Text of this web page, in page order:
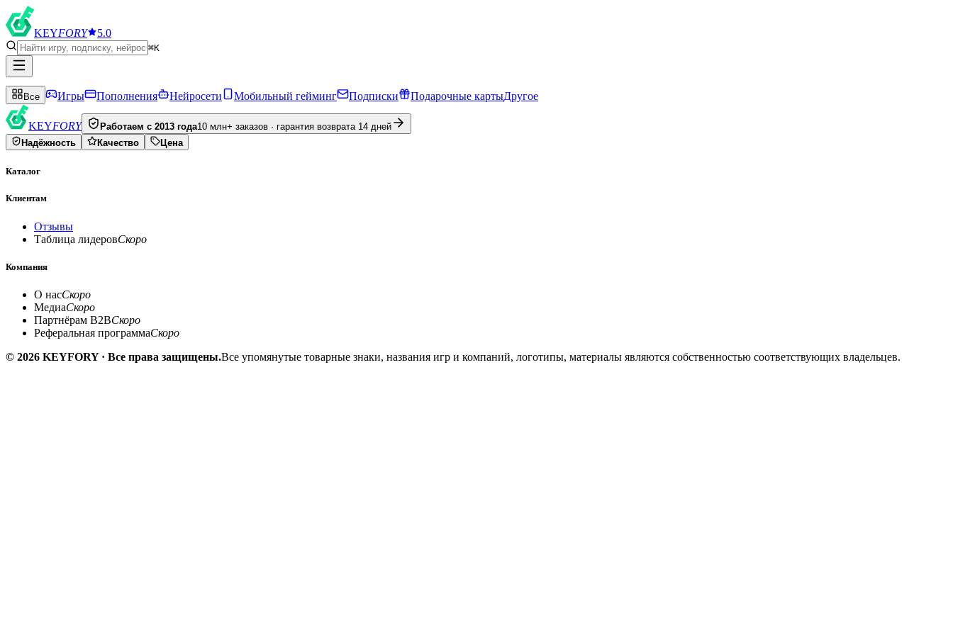
KEYFORY 5.0
⌘K
Все Игры Пополнения Нейросети Мобильный гейминг Подписки Подарочные картыДругое
KEYFORY Работаем с 2013 года10 млн+ заказов · гарантия возврата 14 дней
Надёжность
Качество Цена
Каталог
Клиентам
Отзывы
Таблица лидеровСкоро
Компания
О насСкоро
МедиаСкоро
Партнёрам B2BСкоро
Реферальная программаСкоро
© 2026 KEYFORY · Все права защищены.Все упомянутые товарные знаки, названия игр и компаний, логотипы, материалы являются собственностью соответствующих владельцев.